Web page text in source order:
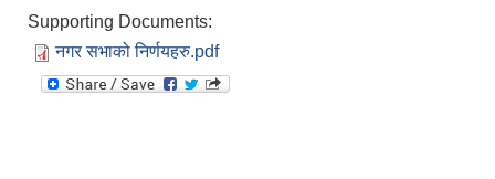
Supporting Documents:
नगर सभाको निर्णयहरु.pdf